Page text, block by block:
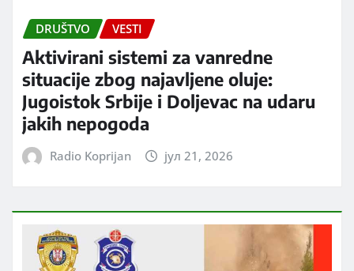
DRUŠTVO VESTI
Aktivirani sistemi za vanredne
situacije zbog najavljene oluje:
Jugoistok Srbije i Doljevac na udaru
jakih nepogoda
Radio Koprijan јул 21, 2026